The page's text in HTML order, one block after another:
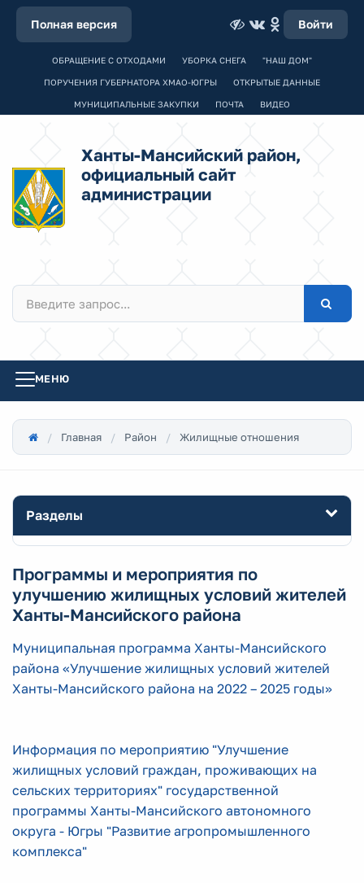
Полная версия Войти
ОБРАЩЕНИЕ С ОТХОДАМИ УБОРКА СНЕГА "НАШ ДОМ"
ПОРУЧЕНИЯ ГУБЕРНАТОРА ХМАО-ЮГРЫ ОТКРЫТЫЕ ДАННЫЕ
МУНИЦИПАЛЬНЫЕ ЗАКУПКИ ПОЧТА ВИДЕО
Ханты-Мансийский район,
официальный сайт
администрации
МЕНЮ
Главная Район Жилищные отношения
Разделы
Программы и мероприятия по
улучшению жилищных условий жителей
Ханты-Мансийского района
Муниципальная программа Ханты-Мансийского
района «Улучшение жилищных условий жителей
Ханты-Мансийского района на 2022 – 2025 годы»
Информация по мероприятию "Улучшение
жилищных условий граждан, проживающих на
сельских территориях" государственной
программы Ханты-Мансийского автономного
округа - Югры "Развитие агропромышленного
комплекса"